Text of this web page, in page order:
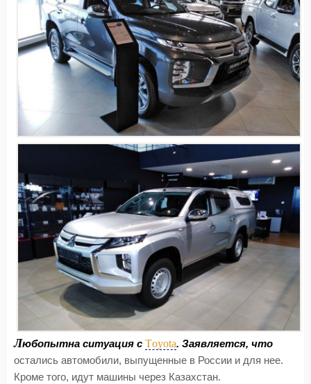
Любопытна ситуация с Toyota. Заявляется, что
остались автомобили, выпущенные в России и для нее.
Кроме того, идут машины через Казахстан.